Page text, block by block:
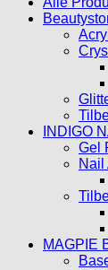
INDIGO
Gel
Nail
MAGPIE